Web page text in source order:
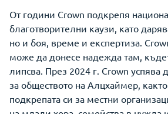
От години Crown подкрепя
благотворителни каузи, като
но и боя, време и експертиза.
може да донесе надежда там,
липсва. През 2024 г. Crown успява
за обществото на Алцхаймер,
подкрепата си за местни